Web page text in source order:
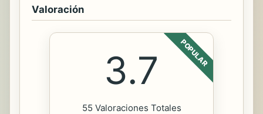
Valoración
POPULAR
3.7
55 Valoraciones Totales